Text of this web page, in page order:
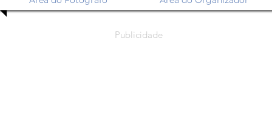
Publicidade